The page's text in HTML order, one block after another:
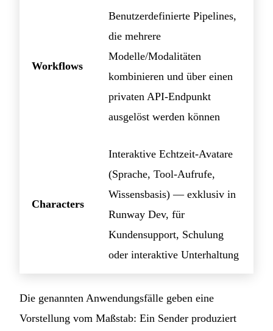
Workflows
Benutzerdefinierte Pipelines,
die mehrere
Modelle/Modalitäten
kombinieren und über einen
privaten API-Endpunkt
ausgelöst werden können
Characters
Interaktive Echtzeit-Avatare
(Sprache, Tool-Aufrufe,
Wissensbasis) — exklusiv in
Runway Dev, für
Kundensupport, Schulung
oder interaktive Unterhaltung
Die genannten Anwendungsfälle geben eine
Vorstellung vom Maßstab: Ein Sender produziert